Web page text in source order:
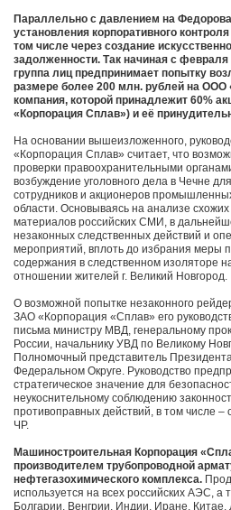
Параллельно с давлением на
установления корпоративного
том числе через создание
задолженности. Так начиная с февраля
группа лиц предпринимает попытку
размере более 200 млн. рублей на ООО
компания, которой принадлежит 60%
«Корпорация Сплав») и её
На основании вышеизложенного,
«Корпорация Сплав» считает, что
проверки правоохранительными
возбуждение уголовного дела в Чечне
сотрудников и акционеров
области. Основываясь на анализе
материалов российских СМИ, в
незаконных следственных действий и
мероприятий, вплоть до избрания меры
содержания в следственном изоляторе
отношении жителей г. Великий Новгород.
О возможной попытке незаконного
ЗАО «Корпорация «Сплав» его
письма министру МВД, генеральному
России, начальнику УВД по Великому
Полномочный представитель
Федеральном Округе. Руководство
стратегическое значение для
неукоснительному соблюдению
противоправных действий, в том числе –
ЧР.
Машиностроительная Корпорация
производителем трубопроводной
нефтегазохимического комплекса.
используется на всех российских АЭС, а
Болгарии, Венгрии, Индии, Иране, Китае,